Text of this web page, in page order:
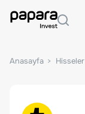
Anasayfa Hisseler